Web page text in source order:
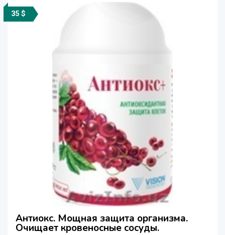
35 $
Антиокс. Мощная защита организма.
Очищает кровеносные сосуды.